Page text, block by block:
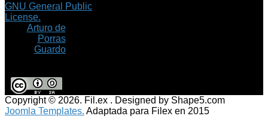
GNU General Public
License.
Arturo de
Porras
Guardo
Copyright © 2026. Fil.ex . Designed by Shape5.com
Joomla Templates. Adaptada para Filex en 2015